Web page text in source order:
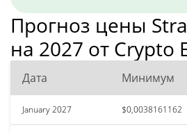
Прогноз цены
на 2027 от Crypto
Дата Минимум
January 2027 $0,0038161162